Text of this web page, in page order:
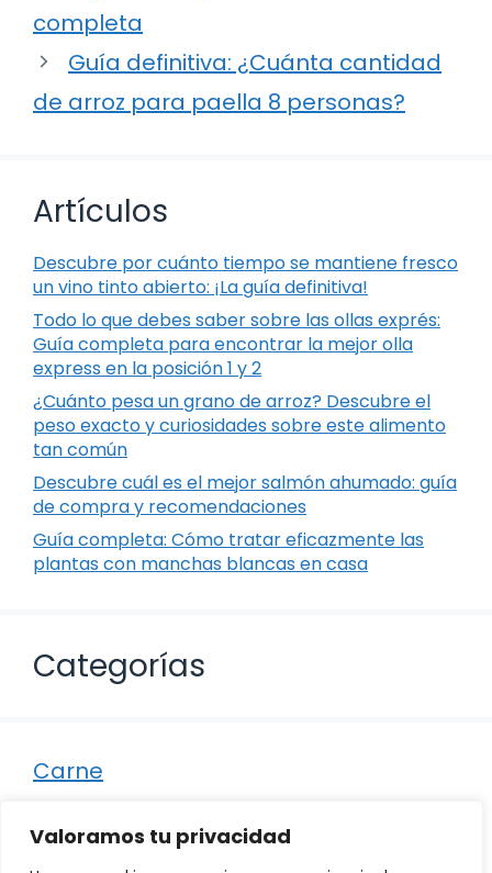
Valoramos tu privacidad
completa
Guía definitiva: ¿Cuánta cantidad
de arroz para paella 8 personas?
Artículos
Descubre por cuánto tiempo se mantiene fresco
un vino tinto abierto: ¡La guía definitiva!
Todo lo que debes saber sobre las ollas exprés:
Guía completa para encontrar la mejor olla
express en la posición 1 y 2
¿Cuánto pesa un grano de arroz? Descubre el
peso exacto y curiosidades sobre este alimento
tan común
Descubre cuál es el mejor salmón ahumado: guía
de compra y recomendaciones
Guía completa: Cómo tratar eficazmente las
plantas con manchas blancas en casa
Categorías
Carne